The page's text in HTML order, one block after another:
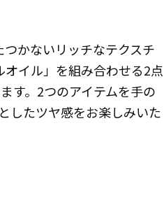
つかないリッチなテクスチ
イル」を組み合わせる2点
す。2つのアイテムを手の
したツヤ感をお楽しみいた